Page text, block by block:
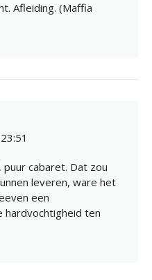
Afleiding. (Maffia
cabaret. Dat zou
leveren, ware het
een
hardvochtigheid ten